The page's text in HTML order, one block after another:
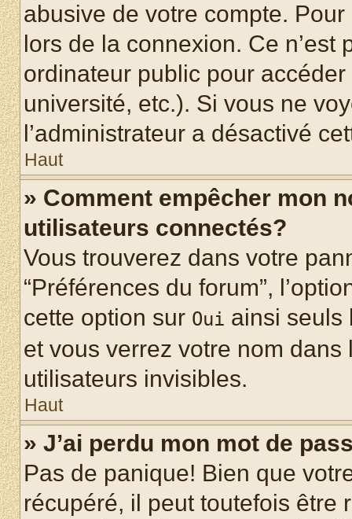
abusive de votre compte.
lors de la connexion. Ce
ordinateur public pour
université, etc.). Si vous ne
l’administrateur a désactivé
Haut
» Comment empêcher mon
utilisateurs connectés?
Vous trouverez dans votre
“Préférences du forum”,
cette option sur Oui ainsi seuls
et vous verrez votre nom
utilisateurs invisibles.
Haut
» J’ai perdu mon mot de
Pas de panique! Bien que
récupéré, il peut toutefois être